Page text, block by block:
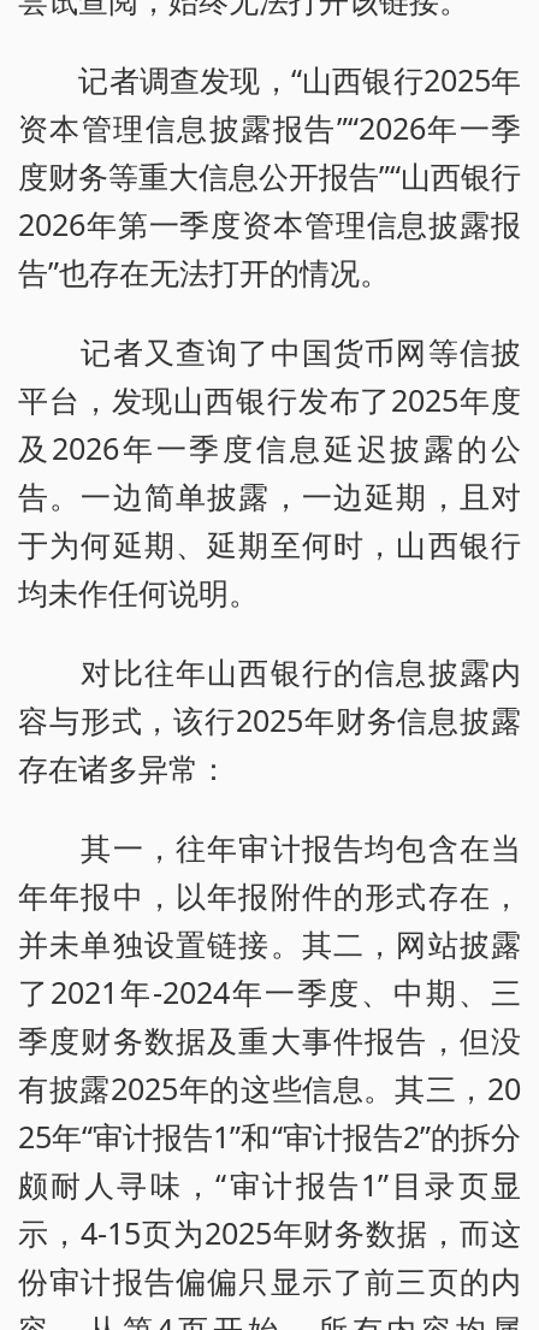
记者调查发现，“山西银行2025年
资本管理信息披露报告”“2026年一季
度财务等重大信息公开报告”“山西银行
2026年第一季度资本管理信息披露报
告”也存在无法打开的情况。
记者又查询了中国货币网等信披
平台，发现山西银行发布了2025年度
及2026年一季度信息延迟披露的公
告。一边简单披露，一边延期，且对
于为何延期、延期至何时，山西银行
均未作任何说明。
对比往年山西银行的信息披露内
容与形式，该行2025年财务信息披露
存在诸多异常：
其一，往年审计报告均包含在当
年年报中，以年报附件的形式存在，
并未单独设置链接。其二，网站披露
了2021年-2024年一季度、中期、三
季度财务数据及重大事件报告，但没
有披露2025年的这些信息。其三，20
25年“审计报告1”和“审计报告2”的拆分
颇耐人寻味，“审计报告1”目录页显
示，4-15页为2025年财务数据，而这
份审计报告偏偏只显示了前三页的内